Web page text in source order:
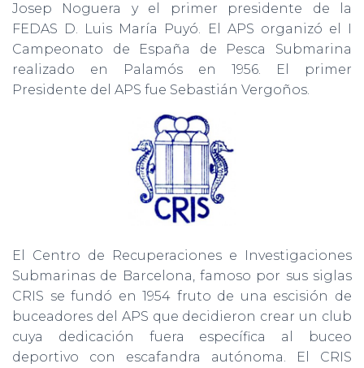
Josep Noguera y el primer presidente de la
FEDAS D. Luis María Puyó. El APS organizó el I
Campeonato de España de Pesca Submarina
realizado en Palamós en 1956. El primer
Presidente del APS fue Sebastián Vergoños.
El Centro de Recuperaciones e Investigaciones
Submarinas de Barcelona, famoso por sus siglas
CRIS se fundó en 1954 fruto de una escisión de
buceadores del APS que decidieron crear un club
cuya dedicación fuera específica al buceo
deportivo con escafandra autónoma. El CRIS